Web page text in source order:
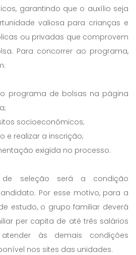
garantindo que o auxílio seja
valiosa para crianças e
ou privadas que comprovem
Para concorrer ao programa,
programa de bolsas na página
socioeconômicos;
e realizar a inscrição;
exigida no processo.
seleção será a condição
Por esse motivo, para a
estudo, o grupo familiar deverá
per capita de até três salários
às demais condições
nos sites das unidades.